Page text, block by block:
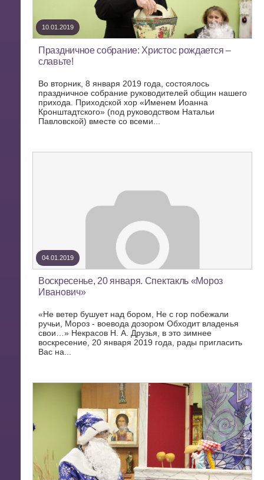
10.01.2019
Праздничное собрание: Христос рождается –
славьте!
Во вторник, 8 января 2019 года, состоялось
праздничное собрание руководителей общин нашего
прихода. Приходской хор «Именем Иоанна
Кронштадтского» (под руководством Натальи
Павловской) вместе со всеми...
04.01.2019
Воскресенье, 20 января. Спектакль «Мороз
Иванович»
«Не ветер бушует над бором, Не с гор побежали
ручьи, Мороз - воевода дозором Обходит владенья
свои…» Некрасов Н. А. Друзья, в это зимнее
воскресение, 20 января 2019 года, рады пригласить
Вас на...